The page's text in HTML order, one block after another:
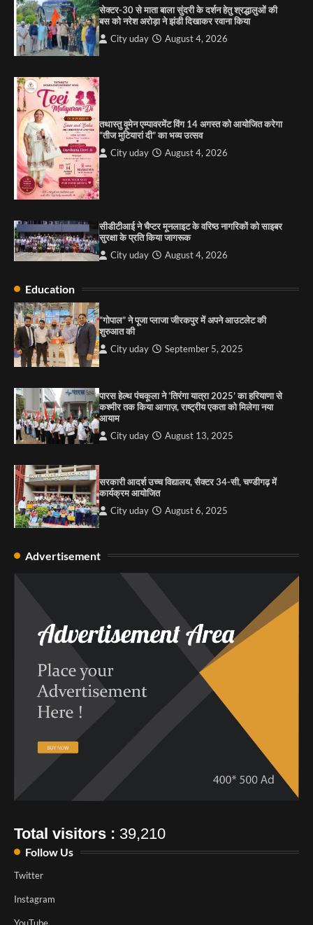
4
1
2
पारस हेल्थ पंचकूला ने ‘तिरंगा यात्रा 2025’ का हरियाणा से
कश्मीर तक किया आगाज़, राष्ट्रीय एकता को मिलेगा नया
आयाम
3
City uday August 6, 2025
की कसम: देवशाली
City uday
सेक्टर-30 से माता बाला सुंदरी के दर्शन हेतु श्रद्धालुओं की
बस को नरेश अरोड़ा ने झंडी दिखाकर रवाना किया
City uday August 4, 2026
तथास्तु वूमेन एम्पावरमेंट विंग 14 अगस्त को आयोजित करेगा
“तीज मुटियारां दी” का भव्य उत्सव
City uday August 4, 2026
सीडीटीआई ने चैप्टर मूनलाइट के वरिष्ठ नागरिकों को साइबर
सुरक्षा के प्रति किया जागरूक
City uday August 4, 2026
Education
“गोपाल” ने पूजा प्लाजा जीरकपुर में अपने आउटलेट की
शुरुआत की
City uday September 5, 2025
पारस हेल्थ पंचकूला ने ‘तिरंगा यात्रा 2025’ का हरियाणा से
कश्मीर तक किया आगाज़, राष्ट्रीय एकता को मिलेगा नया
आयाम
City uday August 13, 2025
सरकारी आदर्श उच्च विद्यालय, सैक्टर 34-सी, चण्डीगढ़ में
कार्यक्रम आयोजित
City uday August 6, 2025
Advertisement
Total visitors : 39,210
Follow Us
Twitter
Instagram